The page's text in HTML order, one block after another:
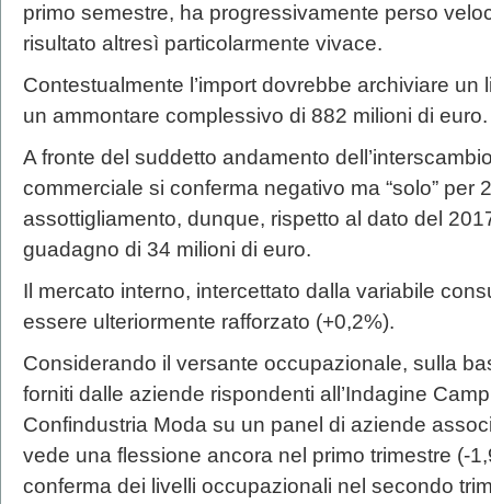
primo semestre, ha progressivamente perso
risultato altresì particolarmente vivace.
Contestualmente l’import dovrebbe archiviare
un ammontare complessivo di 882 milioni di euro.
A fronte del suddetto andamento
commerciale si conferma negativo ma “solo” per
assottigliamento, dunque, rispetto al dato del
guadagno di 34 milioni di euro.
Il mercato interno, intercettato dalla variabile
essere ulteriormente rafforzato (+0,2%).
Considerando il versante occupazionale, sulla
forniti dalle aziende rispondenti all’Indagine
Confindustria Moda su un panel di aziende
vede una flessione ancora nel primo trimestre (-
conferma dei livelli occupazionali nel secondo